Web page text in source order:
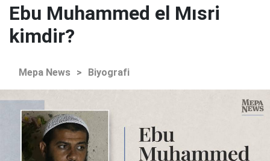
Ebu Muhammed el Mısri
kimdir?
Mepa News > Biyografi